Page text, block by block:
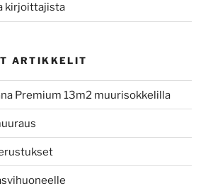
kirjoittajista
ARTIKKELIT
Premium 13m2 muurisokkelilla